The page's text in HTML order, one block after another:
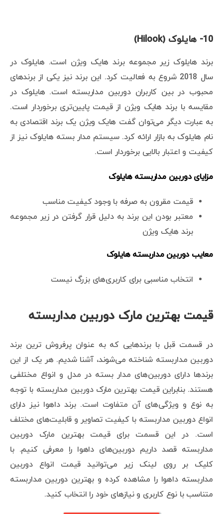
10- هایلوک (Hilook)
برند هایلوک زیر مجموعه برند هایک ویژن است. هایلوک در
سال 2018 شروع به فعالیت کرد. این برند نیز یکی از برندهای
محبوب در بین کاربران دوربین مداربسته است. هایلوک در
مقایسه با برند هایک ویژن از قیمت پایین‌تری برخوردار است.
به عبارت دیگر می‌توان گفت هایک ویژن یک برند اقتصادی به
نام هایلوک به بازار ارائه کرد. سیستم مدار بسته هایلوک نیز از
کیفیت و اعتبار بالایی برخوردار است.
مزایای دوربین مداربسته هایلوک
قیمت مقرون به صرفه با وجود کیفیت مناسب
معتبر بودن این برند به دلیل قرار گرفتن در زیر مجموعه
برند هایک ویژن
معایب دوربین مداربسته هایلوک
انتخاب مناسبی برای کاربری‌های بزرگ نیست
قیمت بهترین مارک دوربین مداربسته
در قسمت قبل با برندهایی که به عنوان پرفروش ترین برند
دوربین مداربسته شناخته می‌شوند، آشنا شدیم. هر یک از این
برندها دارای دوربین‌های مدار بسته در مدل و انواع مختلفی
هستند. بنابراین قیمت بهترین مارک دوربین مداربسته با توجه
به نوع و ویژگی‌های آن متفاوت است. برند داهوا نیز دارای
انواع دوربین مداربسته با کیفیت تصاویر و قابلیت‌های مختلف
است. در این قسمت برای قیمت بهترین مارک دوربین
مداربسته قصد داریم دوربین‌های داهوا را معرفی کنیم. با
کلیک بر روی لینک زیر می‌توانید قیمت انواع دوربین
مداربسته داهوا را مشاهده کرده و بهترین دوربین مداربسته
متناسب با نوع کاربری و نیازهای خود را انتخاب کنید.